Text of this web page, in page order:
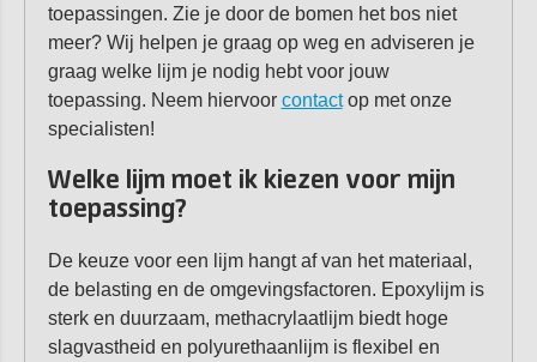
toepassingen. Zie je door de bomen het bos niet
meer? Wij helpen je graag op weg en adviseren je
graag welke lijm je nodig hebt voor jouw
toepassing. Neem hiervoor contactop met onze
specialisten!
Welke lijm moet ik kiezen voor mijn
toepassing?
De keuze voor een lijm hangt af van het materiaal,
de belasting en de omgevingsfactoren. Epoxylijm is
sterk en duurzaam, methacrylaatlijm biedt hoge
slagvastheid en polyurethaanlijm is flexibel en